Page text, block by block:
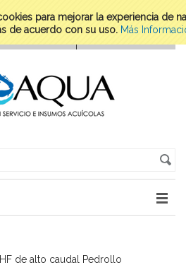
para mejorar la experiencia de
de acuerdo con su uso. Más
de alto caudal Pedrollo